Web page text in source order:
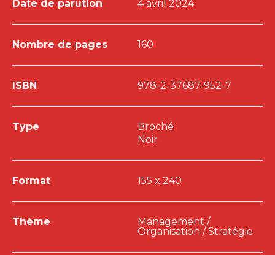
Date de parution 4 avril 2024
Nombre de pages 160
ISBN 978-2-37687-952-7
Type
Broché
Noir
Format 155 x 240
Thème
Management /
Organisation / Stratégie